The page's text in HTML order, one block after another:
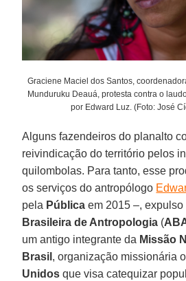
Graciene Maciel dos Santos,
Munduruku Deauá, protesta contra o
por Edward Luz. (Foto: José
Alguns fazendeiros do planalto
reivindicação do território pelos
quilombolas. Para tanto, esse
os serviços do antropólogo
pela Pública em 2015 –, expulso
Brasileira de Antropologia (
um antigo integrante da Missão
Brasil , organização missionária
Unidos que visa catequizar